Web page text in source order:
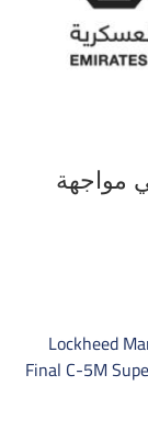
مواجهة
Lockheed
Final C-5M